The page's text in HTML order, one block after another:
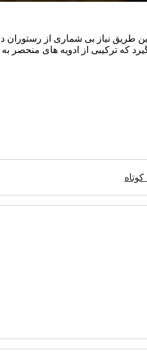
طریق نیاز بی شماری از
که ترکیبی از ادویه های منحصر